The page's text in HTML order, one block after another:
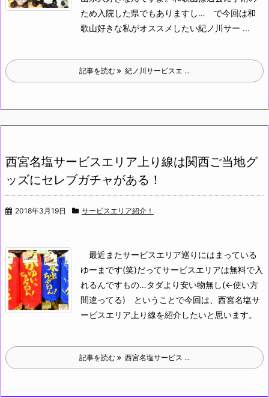
ため入院した県でもありますし… で今回は和
歌山好きな私がオススメしたい紀ノ川サー ...
記事を読む 紀ノ川サービスエ ...
西宮名塩サービスエリア上り線は関西ご当地グ
ッズにセレブガチャがある！
2018年3月19日 サービスエリア紹介！
最近またサービスエリア巡りにはまっている
ゆーまです(笑)だってサービスエリアは無料で入
れるんですもの…タダより安い物無し(←使い方
間違ってる) ということで今回は、西宮名塩サ
ービスエリア上り線を紹介したいと思います。
記事を読む 西宮名塩サービス ...